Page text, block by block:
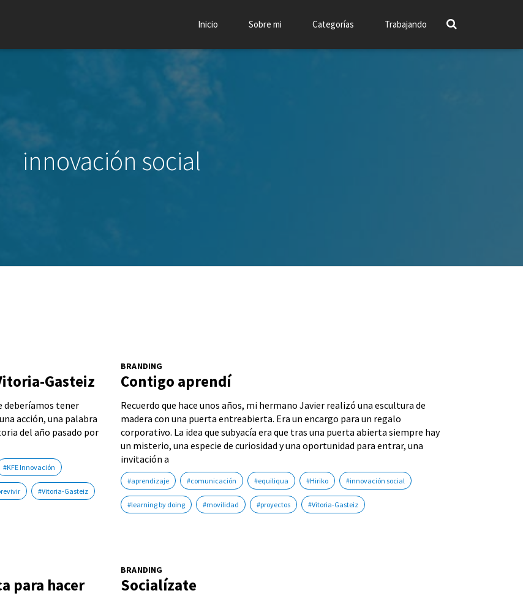
Inicio Sobre mi Categorías Trabajando
innovación social
Gasteiz
deberíamos tener
acción, una palabra
del año pasado por
#KFE Innovación
#Vitoria-Gasteiz
BRANDING
Contigo aprendí
Recuerdo que hace unos años, mi hermano Javier realizó una escultura de
madera con una puerta entreabierta. Era un encargo para un regalo
corporativo. La idea que subyacía era que tras una puerta abierta siempre hay
un misterio, una especie de curiosidad y una oportunidad para entrar, una
invitación a
#aprendizaje #comunicación #equiliqua #Hiriko #innovación social
#learning by doing #movilidad #proyectos #Vitoria-Gasteiz
para hacer
BRANDING
Socialízate